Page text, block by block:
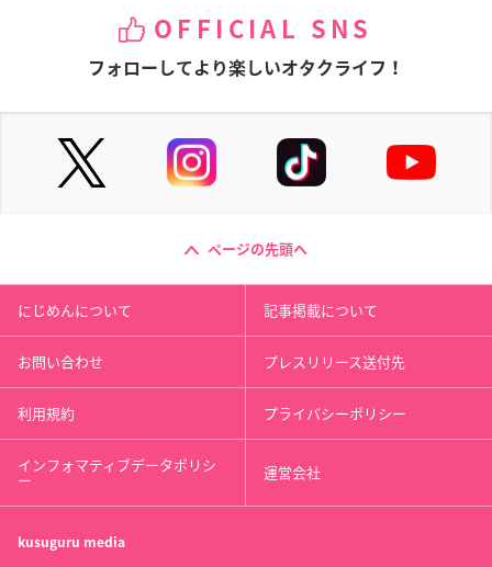
OFFICIAL SNS
フォローしてより楽しいオタクライフ！
ページの先頭へ
にじめんについて 記事掲載について
お問い合わせ プレスリリース送付先
利用規約 プライバシーポリシー
インフォマティブデータポリシ
ー 運営会社
kusuguru media